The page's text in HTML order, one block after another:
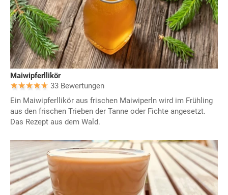
Maiwipferllikör
33 Bewertungen
Ein Maiwipferllikör aus frischen Maiwiperln wird im Frühling
aus den frischen Trieben der Tanne oder Fichte angesetzt.
Das Rezept aus dem Wald.